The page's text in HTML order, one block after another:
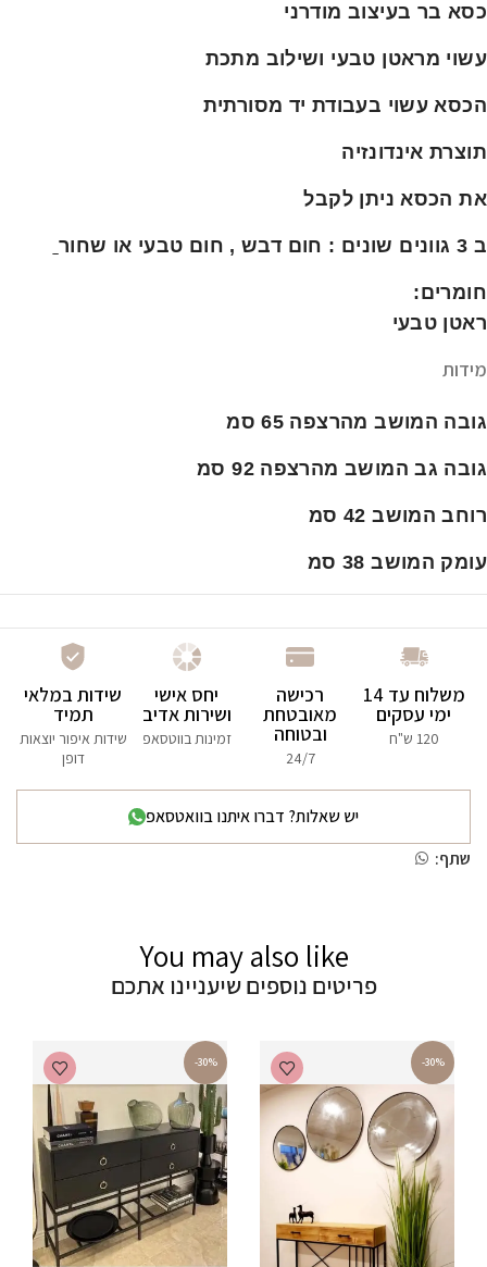
כסא בר בעיצוב מודרני
עשוי מראטן טבעי ושילוב מתכת
הכסא עשוי בעבודת יד מסורתית
תוצרת אינדונזיה
את הכסא ניתן לקבל
ב 3 גוונים שונים : חום דבש , חום טבעי או שחור
חומרים:
ראטן טבעי
מידות
גובה המושב מהרצפה 65 סמ
גובה גב המושב מהרצפה 92 סמ
רוחב המושב 42 סמ
עומק המושב 38 סמ
משלוח עד 14
ימי עסקים
120 ש"ח
רכישה
מאובטחת
ובטוחה
24/7
יחס אישי
ושירות אדיב
זמינות בווטסאפ
שידות במלאי
תמיד
שידות איפור יוצאות
דופן
יש שאלות? דברו איתנו בוואטסאפ
שתף:
You may also like
פריטים נוספים שיעניינו אתכם
-30%
-30%